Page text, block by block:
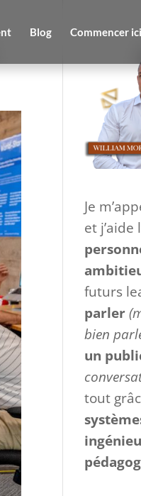
Blog Commencer ici
Je
et j’aide
futurs
parler
bien
un
tout